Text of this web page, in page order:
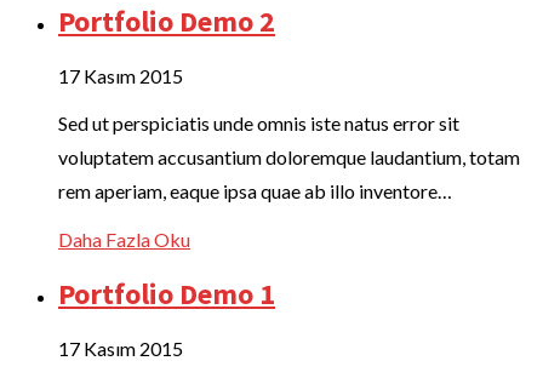
Portfolio Demo 2
17 Kasım 2015
Sed ut perspiciatis unde omnis iste natus error sit
voluptatem accusantium doloremque laudantium, totam
rem aperiam, eaque ipsa quae ab illo inventore…
Daha Fazla Oku
Portfolio Demo 1
17 Kasım 2015